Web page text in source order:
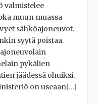
valmistelee
muun muassa
sähköajoneuvot.
syytä poistaa.
pykälien
jäädessä ohuiksi.
on useaan[…]